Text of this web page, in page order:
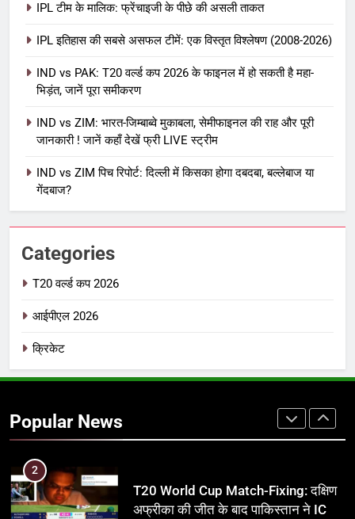
IPL टीम के मालिक: फ्रेंचाइजी के पीछे की असली ताकत
IPL इतिहास की सबसे असफल टीमें: एक विस्तृत विश्लेषण (2008-2026)
IND vs PAK: T20 वर्ल्ड कप 2026 के फाइनल में हो सकती है महा-
भिड़ंत, जानें पूरा समीकरण
IND vs ZIM: भारत-जिम्बाब्वे मुकाबला, सेमीफाइनल की राह और पूरी
जानकारी ! जानें कहाँ देखें फ्री LIVE स्ट्रीम
IND vs ZIM पिच रिपोर्ट: दिल्ली में किसका होगा दबदबा, बल्लेबाज या
गेंदबाज?
Categories
T20 वर्ल्ड कप 2026
आईपीएल 2026
क्रिकेट
Popular News
आईपीएल 2026 क्रिकेट
IPL टीम के मालिक: फ्रेंचाइजी के पीछे की
असली ताकत
आईपीएल 2026 क्रिकेट
IPL इतिहास की सबसे असफल टीमें: एक
8
अर्जुन तेंदुलकर की पत्नी सानिया चंडोक:
उम्र, परिवार, करियर और शादी से जुड़ी हर
2
T20 World Cup Match-Fixing: दक्षिण
अफ्रीका की जीत के बाद पाकिस्तान ने ICC